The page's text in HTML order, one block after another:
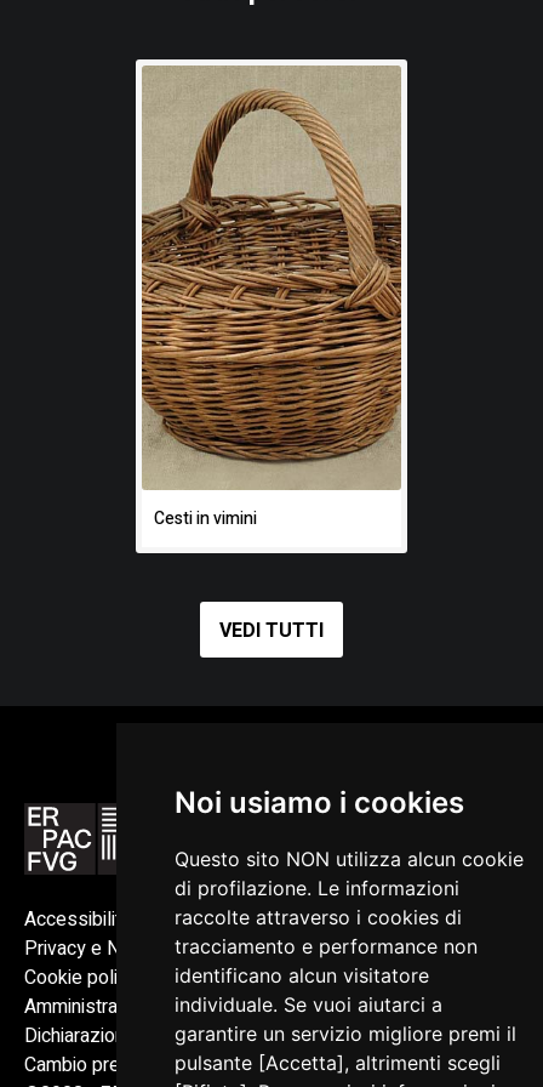
Noi usiamo i cookies
Questo sito NON utilizza alcun cookie
di profilazione. Le informazioni
raccolte attraverso i cookies di
tracciamento e performance non
identificano alcun visitatore
individuale. Se vuoi aiutarci a
garantire un servizio migliore premi il
pulsante [Accetta], altrimenti scegli
Oddo a Monselice, conservata in diverse vetrine. Una delle
figlie di Ettore sposò un membro della famiglia Ruffo di
Calabria, il quale decise di disfarsi della villa e della
collezione nel 1965; il fattore, intuendo l’importanza
scientifica di tale raccolta, decise di metterla in vendita e
per una fortunata combinazione un dipendente del Museo
di Pordenone lo venne a sapere, avvisando il Direttore
Marco Tonon, che riuscì ad acquistarla.
Le vetrine originali contenenti gli esemplari sono esposte
al secondo piano del Museo, all’interno di una sala in cui è
stato ricostruito lo studio di Oddo, così come viene
descritto nel suo diario da Vittorio Dal Nero (1862–1948),
famoso tassidermista e primo direttore del Museo di
storia naturale di Verona, che si recò a casa del Conte nel
rinascimentale, quando gli studiosi iniziano a raccogliere e
mondo; nel Settecento e nell'Ottocento si affermano
sempre di più i criteri scientifici assieme ad un sistema
tassonomico condiviso e agli strumenti per studiare i
reperti raccolti.
Raccogliere esemplari in natura e conservarli nelle
collezioni permetteva di conoscere la grande varietà di
specie presenti sulla Terra.
In Italia sono presenti diverse collezioni Ornitologiche
Cesti in vimini
VEDI TUTTI
Accessibilità
Privacy e Note legali
Cookie policy
Amministrazione trasparente
Dichiarazione di accessibilità
Cambio preferenze cookie